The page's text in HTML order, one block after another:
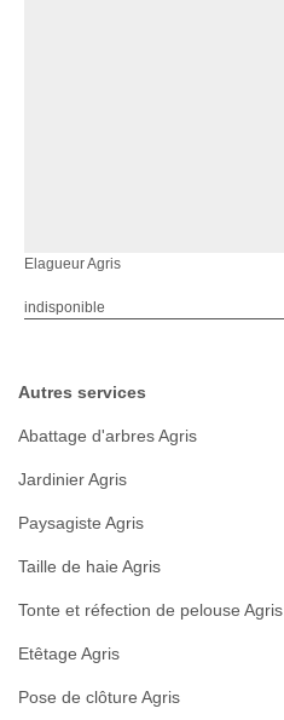
Elagueur Agris
indisponible
Autres services
Abattage d'arbres Agris
Jardinier Agris
Paysagiste Agris
Taille de haie Agris
Tonte et réfection de pelouse Agris
Etêtage Agris
Pose de clôture Agris